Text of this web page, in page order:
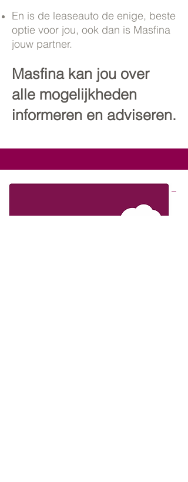
En is de leaseauto de enige, beste
optie voor jou, ook dan is Masfina
jouw partner.
Masfina kan jou over
alle mogelijkheden
informeren en adviseren.